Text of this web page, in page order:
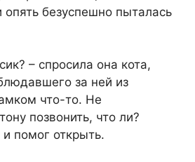
опять безуспешно пыталась
– спросила она кота,
за ней из
что-то. Не
позвонить, что ли?
помог открыть.